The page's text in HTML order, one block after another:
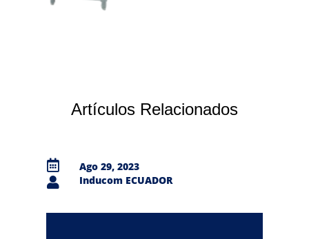
Artículos Relacionados
 Ago 29, 2023
 Inducom ECUADOR